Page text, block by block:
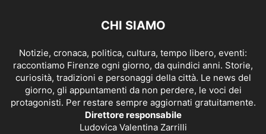
CHI SIAMO
Notizie, cronaca, politica, cultura, tempo libero, eventi:
raccontiamo Firenze ogni giorno, da quindici anni. Storie,
curiosità, tradizioni e personaggi della città. Le news del
giorno, gli appuntamenti da non perdere, le voci dei
protagonisti. Per restare sempre aggiornati gratuitamente.
Direttore responsabile
Ludovica Valentina Zarrilli